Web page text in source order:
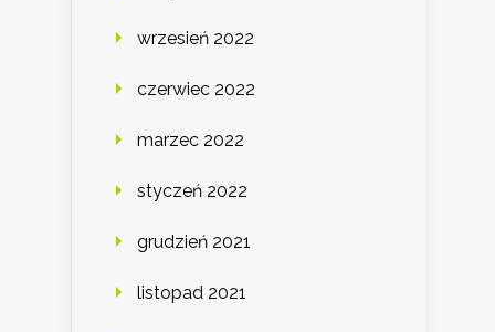
wrzesień 2022
czerwiec 2022
marzec 2022
styczeń 2022
grudzień 2021
listopad 2021